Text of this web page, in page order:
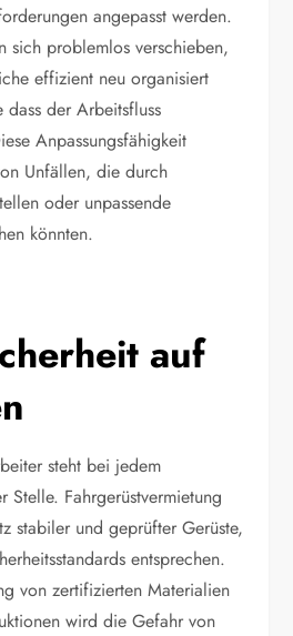
angepasst werden.
sich problemlos verschieben,
effizient neu organisiert
der Arbeitsfluss
Anpassungsfähigkeit
Unfällen, die durch
oder unpassende
könnten.
auf
steht bei jedem
Stelle. Fahrgerüstvermietung
stabiler und geprüfter Gerüste,
entsprechen.
von zertifizierten Materialien
wird die Gefahr von